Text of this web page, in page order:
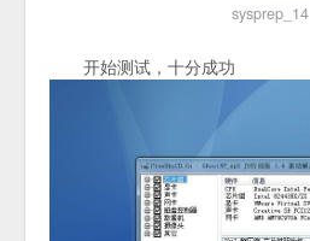
sysprep_14
开始测试，十分成功